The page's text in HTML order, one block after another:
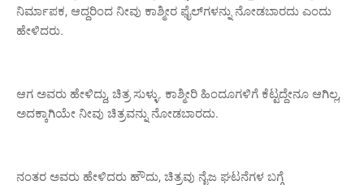
ನಿರ್ಮಾಪಕ, ಆದ್ದರಿಂದ ನೀವು ಕಾಶ್ಮೀರ ಫೈಲ್‌ಗಳನ್ನು ನೋಡಬಾರದು ಎಂದು
ಹೇಳಿದರು.
ಆಗ ಅವರು ಹೇಳಿದ್ದು, ಚಿತ್ರ ಸುಳ್ಳು. ಕಾಶ್ಮೀರಿ ಹಿಂದೂಗಳಿಗೆ ಕೆಟ್ಟದ್ದೇನೂ ಆಗಿಲ್ಲ,
ಅದಕ್ಕಾಗಿಯೇ ನೀವು ಚಿತ್ರವನ್ನು ನೋಡಬಾರದು.
ನಂತರ ಅವರು ಹೇಳಿದರು ಹೌದು, ಚಿತ್ರವು ನೈಜ ಘಟನೆಗಳ ಬಗ್ಗೆ